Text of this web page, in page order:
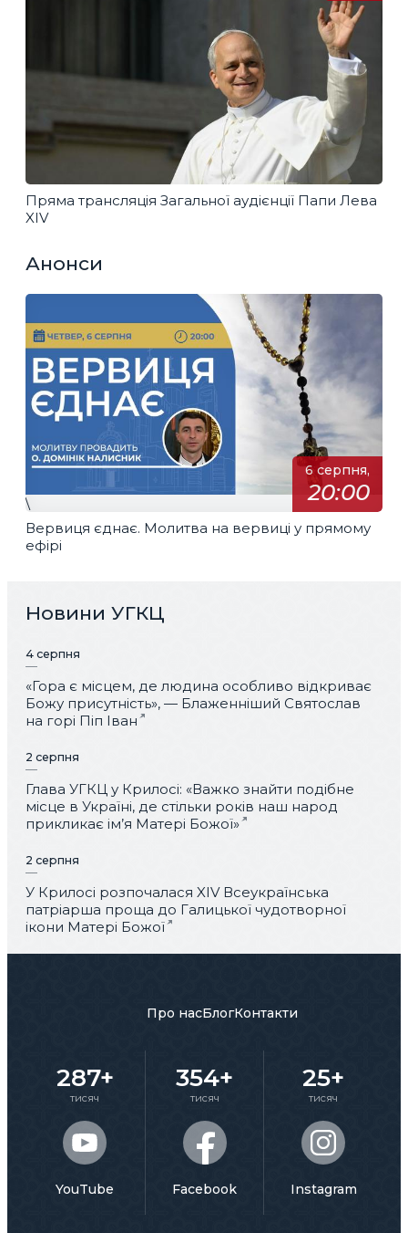
Пряма трансляція Загальної аудієнції Папи Лева
XIV
Анонси
6 серпня,
20:00
\
Вервиця єднає. Молитва на вервиці у прямому
ефірі
Новини УГКЦ
4 серпня
«Гора є місцем, де людина особливо відкриває
Божу присутність», — Блаженніший Святослав
на горі Піп Іван
2 серпня
Глава УГКЦ у Крилосі: «Важко знайти подібне
місце в Україні, де стільки років наш народ
прикликає ім’я Матері Божої»
2 серпня
У Крилосі розпочалася XIV Всеукраїнська
патріарша проща до Галицької чудотворної
ікони Матері Божої
Про насБлогКонтакти
287+
тисяч
YouTube
354+
тисяч
Facebook
25+
тисяч
Instagram